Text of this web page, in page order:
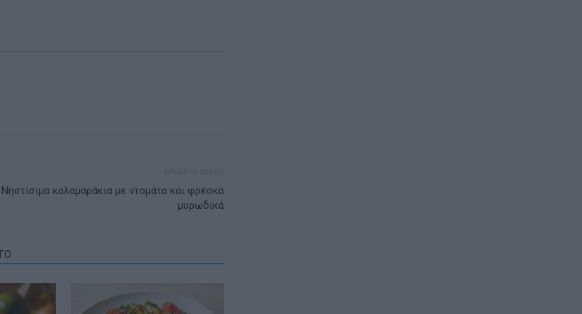
Νηστίσιμα καλαμαράκια με ντομάτα και φρέσκα
μυρωδικά